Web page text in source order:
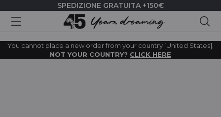
SPEDIZIONE GRATUITA +150€
You cannot place a new order from your country [United States].
NOT YOUR COUNTRY? CLICK HERE